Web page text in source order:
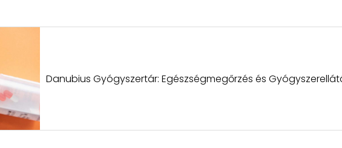
Danubius Gyógyszertár: Egészségmegőrzés és